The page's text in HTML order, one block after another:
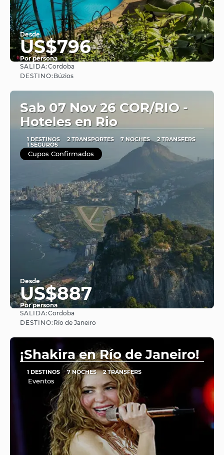
Desde
US$796
Por persona
SALIDA:Cordoba
DESTINO: Búzios
Sab 07 Nov 26 COR/RIO -
Hoteles en Rio
1 DESTINOS 2 TRANSPORTES 7 NOCHES 2 TRANSFERS
1 SEGUROS
Cupos Confirmados
Desde
US$887
Por persona
SALIDA:Cordoba
DESTINO: Río de Janeiro
¡Shakira en Río de Janeiro!
1 DESTINOS 7 NOCHES 2 TRANSFERS
Eventos